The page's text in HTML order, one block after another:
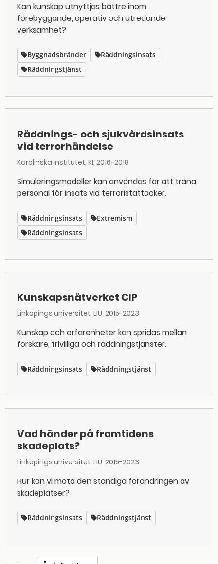
Kan kunskap utnyttjas bättre inom
förebyggande, operativ och utredande
verksamhet?
Byggnadsbränder
Räddningsinsats
Räddningstjänst
Räddnings- och sjukvårdsinsats
vid terrorhändelse
Karolinska Institutet, KI 2016-2018
Simuleringsmodeller kan användas för att träna
personal för insats vid terroristattacker.
Räddningsinsats
Extremism
Räddningsinsats
Kunskapsnätverket CIP
Linköpings universitet, LIU 2015-2023
Kunskap och erfarenheter kan spridas mellan
forskare, frivilliga och räddningstjänster.
Räddningsinsats Räddningstjänst
Vad händer på framtidens
skadeplats?
Linköpings universitet, LIU 2015-2023
Hur kan vi möta den ständiga förändringen av
skadeplatser?
Räddningsinsats Räddningstjänst